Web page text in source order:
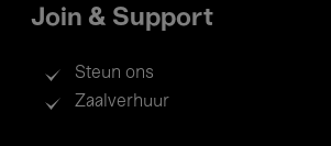
Join & Support
Steun ons
Zaalverhuur